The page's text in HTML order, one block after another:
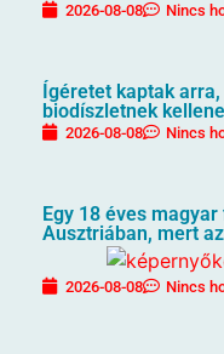
2026-08-08 Nincs
Ígéretet kaptak
biodíszletnek
2026-08-08 Nincs
Egy 18 éves
Ausztriában, mert
2026-08-08 Nincs